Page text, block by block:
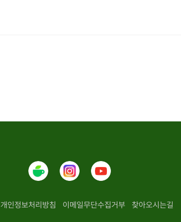
개인정보처리방침 이메일무단수집거부 찾아오시는길